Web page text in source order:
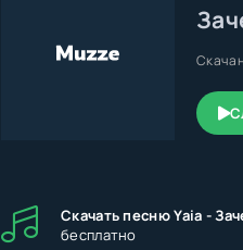
Скачать песню Yaia -
бесплатно